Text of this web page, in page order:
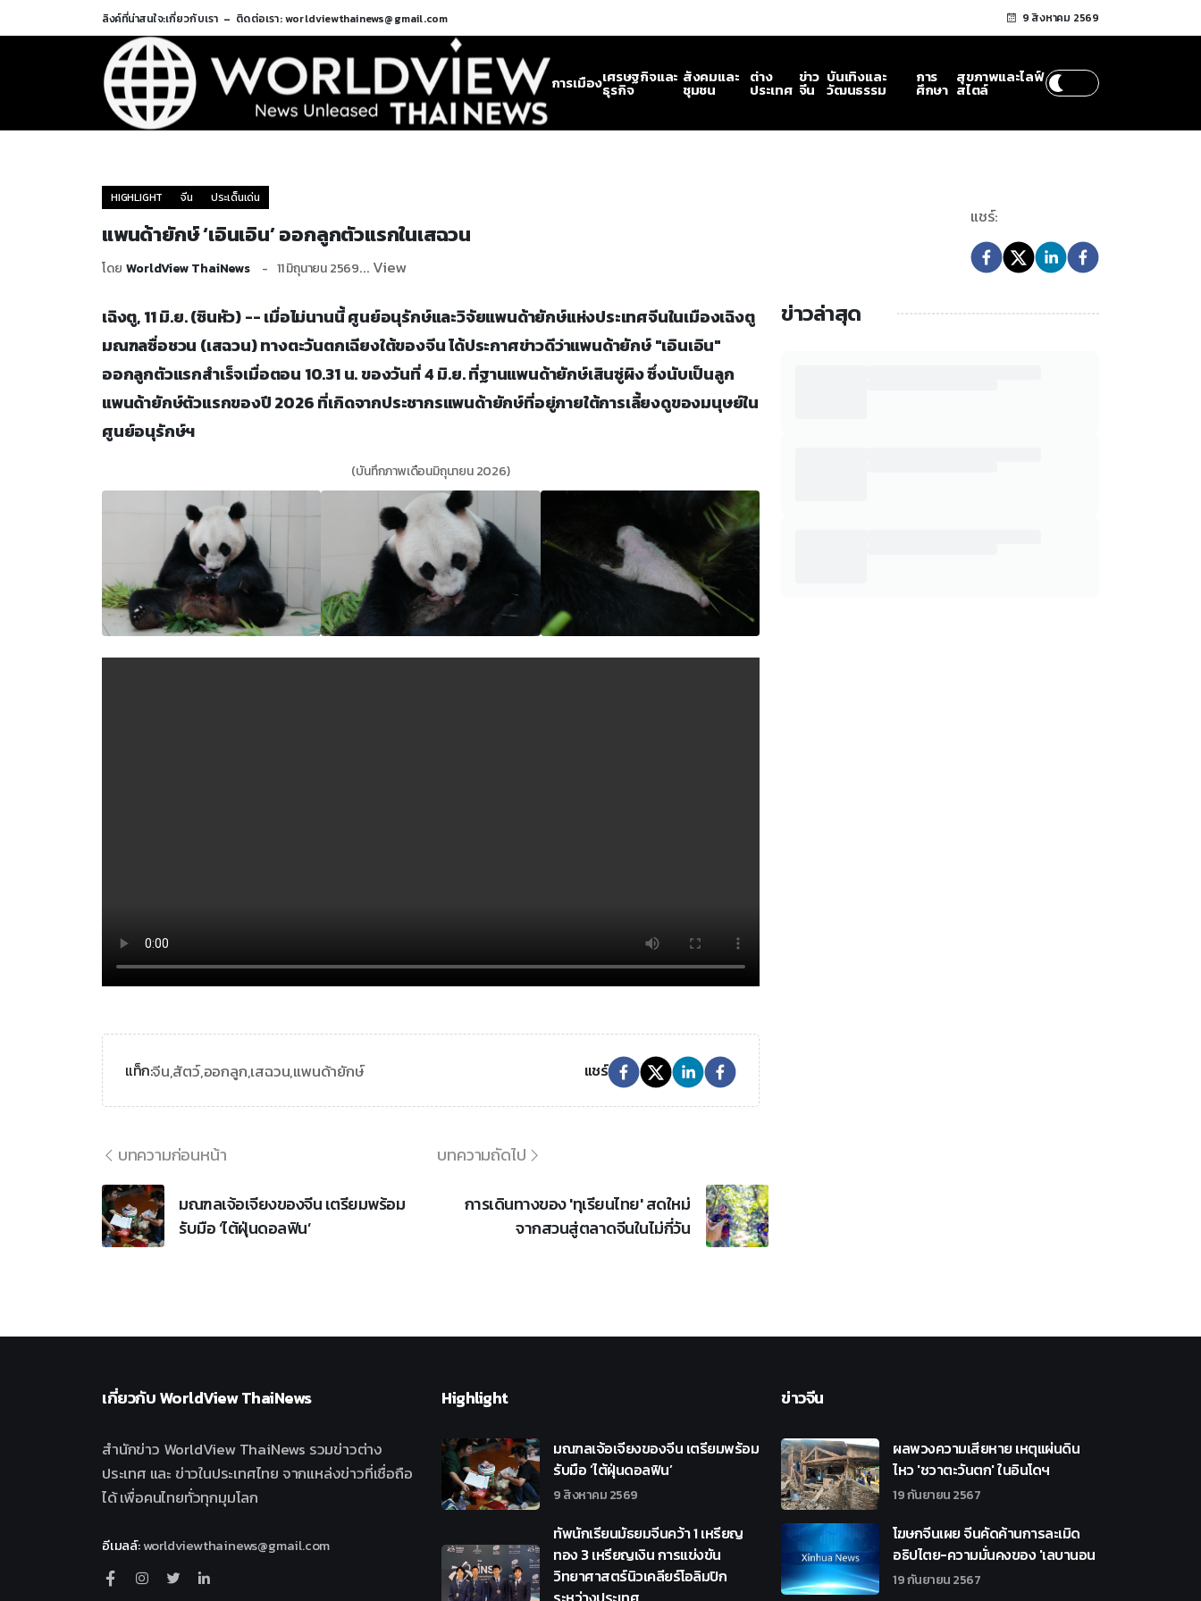
ลิงค์ที่น่าสนใจ:เกี่ยวกับเรา ติดต่อเรา: worldviewthainews@gmail.com 9 สิงหาคม 2569
การเมืองเศรษฐกิจและ
ธุรกิจ
สังคมและ
ชุมชน
ต่าง
ประเทศ
ข่าว
จีน
บันเทิงและ
วัฒนธรรม
การ
ศึกษา
สุขภาพและไลฟ์
สไตล์
HIGHLIGHT จีน ประเด็นเด่น
แพนด้ายักษ์ ‘เอินเอิน’ ออกลูกตัวแรกในเสฉวน
โดย WorldView ThaiNews 11 มิถุนายน 2569... View
แชร์:
เฉิงตู, 11 มิ.ย. (ซินหัว) -- เมื่อไม่นานนี้ ศูนย์อนุรักษ์และวิจัยแพนด้ายักษ์แห่งประเทศจีนในเมืองเฉิงตู
มณฑลซื่อชวน (เสฉวน) ทางตะวันตกเฉียงใต้ของจีน ได้ประกาศข่าวดีว่าแพนด้ายักษ์ "เอินเอิน"
ออกลูกตัวแรกสำเร็จเมื่อตอน 10.31 น. ของวันที่ 4 มิ.ย. ที่ฐานแพนด้ายักษ์เสินซู่ผิง ซึ่งนับเป็นลูก
แพนด้ายักษ์ตัวแรกของปี 2026 ที่เกิดจากประชากรแพนด้ายักษ์ที่อยู่ภายใต้การเลี้ยงดูของมนุษย์ใน
ศูนย์อนุรักษ์ฯ
(บันทึกภาพเดือนมิถุนายน 2026)
แท็ก:จีน,สัตว์,ออกลูก,เสฉวน,แพนด้ายักษ์ แชร์
บทความก่อนหน้า
มณฑลเจ้อเจียงของจีน เตรียมพร้อม
รับมือ ‘ไต้ฝุ่นดอลฟิน’
บทความถัดไป
การเดินทางของ 'ทุเรียนไทย' สดใหม่
จากสวนสู่ตลาดจีนในไม่กี่วัน
ข่าวล่าสุด
เกี่ยวกับWorldView ThaiNews
สำนักข่าว WorldView ThaiNews รวมข่าวต่าง
ประเทศ และ ข่าวในประเทศไทย จากแหล่งข่าวที่เชื่อถือ
ได้ เพื่อคนไทยทั่วทุกมุมโลก
อีเมลล์:worldviewthainews@gmail.com
Highlight
มณฑลเจ้อเจียงของจีน เตรียมพร้อม
รับมือ ‘ไต้ฝุ่นดอลฟิน’
9 สิงหาคม 2569
ทัพนักเรียนมัธยมจีนคว้า 1 เหรียญ
ทอง 3 เหรียญเงิน การแข่งขัน
วิทยาศาสตร์นิวเคลียร์โอลิมปิก
ข่าวจีน
ผลพวงความเสียหาย เหตุแผ่นดิน
ไหว 'ชวาตะวันตก' ในอินโดฯ
19 กันยายน 2567
โฆษกจีนเผย จีนคัดค้านการละเมิด
อธิปไตย-ความมั่นคงของ 'เลบานอน
19 กันยายน 2567